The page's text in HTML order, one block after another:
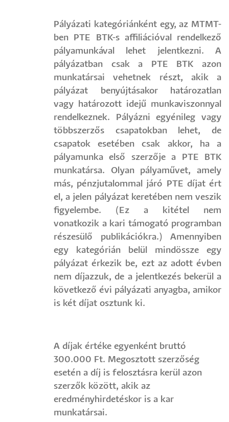
Pályázati kategóriánként egy, az MTMT-
ben PTE BTK-s affiliációval rendelkező
pályamunkával lehet jelentkezni. A
pályázatban csak a PTE BTK azon
munkatársai vehetnek részt, akik a
pályázat benyújtásakor határozatlan
vagy határozott idejű munkaviszonnyal
rendelkeznek. Pályázni egyénileg vagy
többszerzős csapatokban lehet, de
csapatok esetében csak akkor, ha a
pályamunka első szerzője a PTE BTK
munkatársa. Olyan pályaművet, amely
más, pénzjutalommal járó PTE díjat ért
el, a jelen pályázat keretében nem veszik
figyelembe. (Ez a kitétel nem
vonatkozik a kari támogató programban
részesülő publikációkra.) Amennyiben
egy kategórián belül mindössze egy
pályázat érkezik be, ezt az adott évben
nem díjazzuk, de a jelentkezés bekerül a
következő évi pályázati anyagba, amikor
is két díjat osztunk ki.
A díjak értéke egyenként bruttó
300.000 Ft. Megosztott szerzőség
esetén a díj is felosztásra kerül azon
szerzők között, akik az
eredményhirdetéskor is a kar
munkatársai.